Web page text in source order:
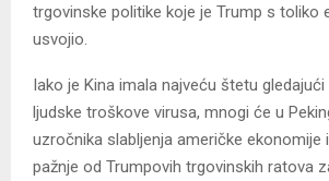
trgovinske politike koje je Trump s toliko
usvojio.
Iako je Kina imala najveću štetu
ljudske troškove virusa, mnogi će u
uzročnika slabljenja američke ekonomije
pažnje od Trumpovih trgovinskih ratova